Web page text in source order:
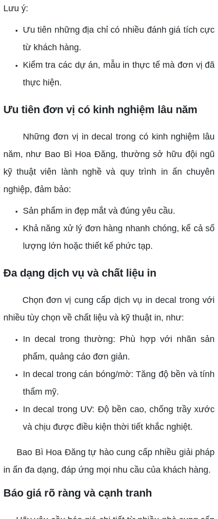
Lưu ý:
Ưu tiên những địa chỉ có nhiều đánh giá tích cực
từ khách hàng.
Kiểm tra các dự án, mẫu in thực tế mà đơn vị đã
thực hiện.
Ưu tiên đơn vị có kinh nghiệm lâu năm
Những đơn vị in decal trong có kinh nghiệm lâu
năm, như Bao Bì Hoa Đăng, thường sở hữu đội ngũ
kỹ thuật viên lành nghề và quy trình in ấn chuyên
nghiệp, đảm bảo:
Sản phẩm in đẹp mắt và đúng yêu cầu.
Khả năng xử lý đơn hàng nhanh chóng, kể cả số
lượng lớn hoặc thiết kế phức tạp.
Đa dạng dịch vụ và chất liệu in
Chọn đơn vị cung cấp dịch vụ in decal trong với
nhiều tùy chọn về chất liệu và kỹ thuật in, như:
In decal trong thường: Phù hợp với nhãn sản
phẩm, quảng cáo đơn giản.
In decal trong cán bóng/mờ: Tăng độ bền và tính
thẩm mỹ.
In decal trong UV: Độ bền cao, chống trầy xước
và chịu được điều kiện thời tiết khắc nghiệt.
Bao Bì Hoa Đăng tự hào cung cấp nhiều giải pháp
in ấn đa dạng, đáp ứng mọi nhu cầu của khách hàng.
Báo giá rõ ràng và cạnh tranh